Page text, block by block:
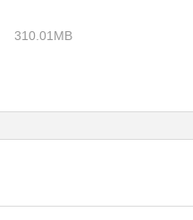
310.01MB